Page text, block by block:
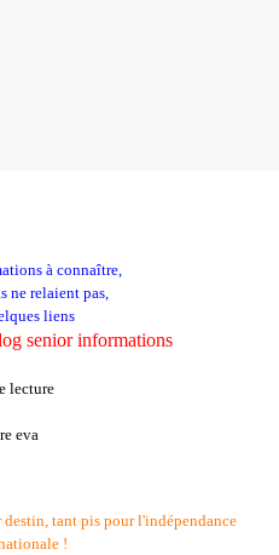
à connaître,
ne relaient pas,
liens
senior informations
lecture
eva
destin, tant pis pour l'indépendance
!